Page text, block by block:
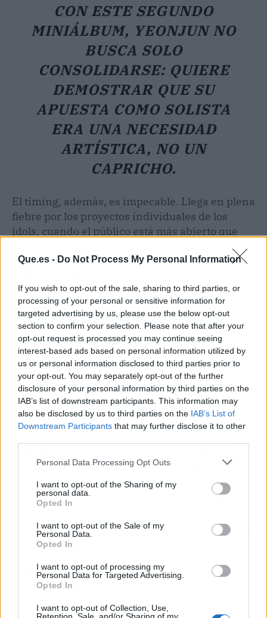
Que.es - Do Not Process My Personal Information
If you wish to opt-out of the sale, sharing to third parties, or
processing of your personal or sensitive information for
targeted advertising by us, please use the below opt-out
section to confirm your selection. Please note that after your
opt-out request is processed you may continue seeing
interest-based ads based on personal information utilized by
us or personal information disclosed to third parties prior to
your opt-out. You may separately opt-out of the further
disclosure of your personal information by third parties on the
IAB’s list of downstream participants. This information may
also be disclosed by us to third parties on the IAB’s List of
Downstream Participants that may further disclose it to other
Personal Data Processing Opt Outs
I want to opt-out of the Sharing of my
personal data.
Opted In
I want to opt-out of the Sale of my
Personal Data.
Opted In
I want to opt-out of processing my
Personal Data for Targeted Advertising.
Opted In
I want to opt-out of Collection, Use,
CON ESTE SEGUNDO
MINIÁLBUM, YEONJUN NO
BUSCA SOLO
CONSOLIDARSE: QUIERE
DEMOSTRAR QUE SU
APUESTA COMO SOLISTA
ERA UNA NECESIDAD
ARTÍSTICA, NO UN
CAPRICHO.
El timing, además, es impecable. Llega en plena
fiebre por los proyectos individuales de los
idols, cuando el público está más abierto que
brillan por sí solas. Yeonjun entra en esa
El momento exacto en el que
Yeonjun se separa de TXT
Durante años, Yeonjun ha sido el comodín
perfecto dentro del grupo: canta, baila, rapea y
tiene un carisma que traspasa la pantalla. Pero
un artista con esa ambición necesita su propio
espacio para respirar. Y aquí lo tiene.
con personalidad propia, que le permite
explorar texturas y narrativas que no
encajarían del todo en la discografía del grupo.
Lo vimos con el primer miniálbum y ahora esta
segunda entrega debería profundizar en esa
continuidad es porque los números y la crítica
dieron luz verde.